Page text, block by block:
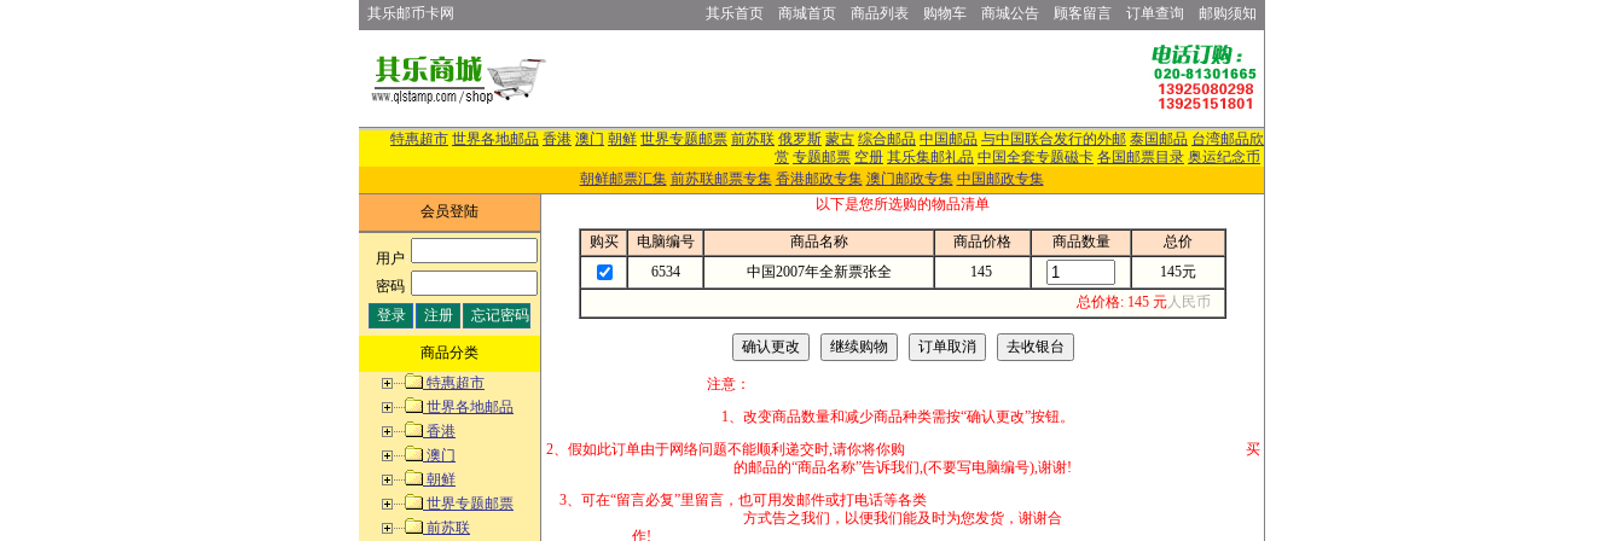
其乐邮币卡网 其乐首页 商城首页 商品列表 购物车 商城公告 顾客留言 订单查询 邮购须知
特惠超市 世界各地邮品 香港 澳门 朝鲜 世界专题邮票 前苏联 俄罗斯 蒙古 综合邮品 中国邮品 与中国联合发行的外邮 泰国邮品 台湾邮品欣
赏 专题邮票 空册 其乐集邮礼品 中国全套专题磁卡 各国邮票目录 奥运纪念币
朝鲜邮票汇集 前苏联邮票专集 香港邮政专集 澳门邮政专集 中国邮政专集
会员登陆
用户:
密码:
商品分类
特惠超市
世界各地邮品
香港
澳门
朝鲜
世界专题邮票
前苏联
以下是您所选购的物品清单
购买 电脑编号 商品名称 商品价格 商品数量
总价
6534
中国2007年全新票张全 145
145元
总价格: 145 元人民币
注意：
1、改变商品数量和减少商品种类需按“确认更改”按钮。
2、假如此订单由于网络问题不能顺利递交时,请你将你购 买
的邮品的“商品名称”告诉我们,(不要写电脑编号),谢谢!
3、可在“留言必复”里留言，也可用发邮件或打电话等各类
方式告之我们，以便我们能及时为您发货，谢谢合
作!